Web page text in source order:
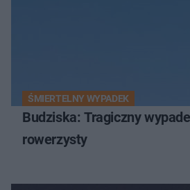
ŚMIERTELNY WYPADEK
Budziska: Tragiczny
rowerzysty